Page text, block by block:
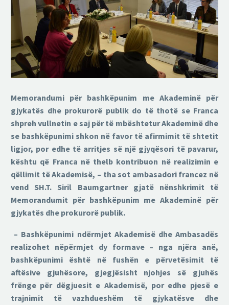
Memorandumi për bashkëpunim me Akademinë për
gjykatës dhe prokurorë publik do të thotë se Franca
shpreh vullnetin e saj për të mbështetur Akademinë dhe
se bashkëpunimi shkon në favor të afirmimit të shtetit
ligjor, por edhe të arritjes së një gjyqësori të pavarur,
kështu që Franca në thelb kontribuon në realizimin e
qëllimit të Akademisë, – tha sot ambasadori francez në
vend SH.T. Siril Baumgartner gjatë nënshkrimit të
Memorandumit për bashkëpunim me Akademinë për
gjykatës dhe prokurorë publik.
– Bashkëpunimi ndërmjet Akademisë dhe Ambasadës
realizohet nëpërmjet dy formave – nga njëra anë,
bashkëpunimi është në fushën e përvetësimit të
aftësive gjuhësore, gjegjësisht njohjes së gjuhës
frënge për dëgjuesit e Akademisë, por edhe pjesë e
trajnimit të vazhdueshëm të gjykatësve dhe